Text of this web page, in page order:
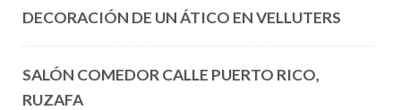
DECORACIÓN DE UN ÁTICO EN VELLUTERS
SALÓN COMEDOR CALLE PUERTO RICO,
RUZAFA